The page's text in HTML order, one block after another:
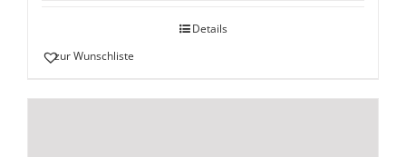
Details
zur Wunschliste